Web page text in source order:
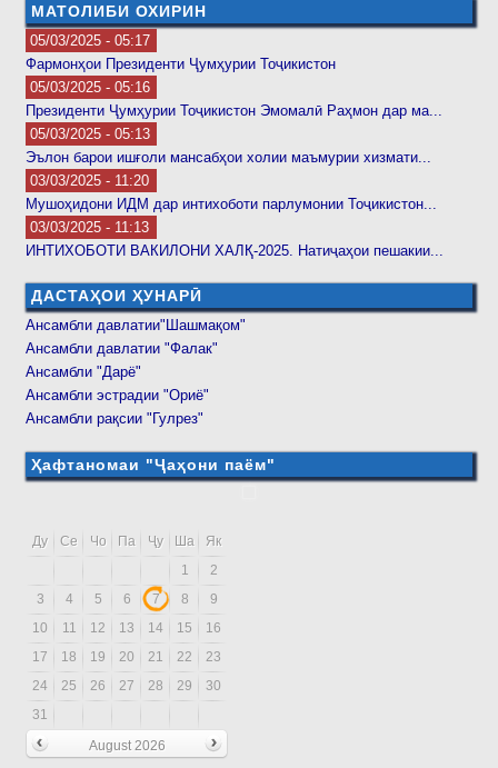
МАТОЛИБИ ОХИРИН
05/03/2025 - 05:17
Фармонҳои Президенти Ҷумҳурии Тоҷикистон
05/03/2025 - 05:16
Президенти Ҷумҳурии Тоҷикистон Эмомалӣ Раҳмон дар ма...
05/03/2025 - 05:13
Эълон барои ишғоли мансабҳои холии маъмурии хизмати...
03/03/2025 - 11:20
Мушоҳидони ИДМ дар интихоботи парлумонии Тоҷикистон...
03/03/2025 - 11:13
ИНТИХОБОТИ ВАКИЛОНИ ХАЛҚ-2025. Натиҷаҳои пешакии...
ДАСТАҲОИ ҲУНАРӢ
Ансамбли давлатии"Шашмақом"
Ансамбли давлатии "Фалак"
Ансамбли "Дарё"
Ансамбли эстрадии "Ориё"
Ансамбли рақсии "Гулрез"
Ҳафтаномаи "Ҷаҳони паём"
Ду Се Чо Па Ҷу Ша
Як
1
2
3
4 5 6 7 8
9
10
11 12 13 14 15
16
17
18 19 20 21 22
23
24
25 26 27 28 29
30
31
August 2026